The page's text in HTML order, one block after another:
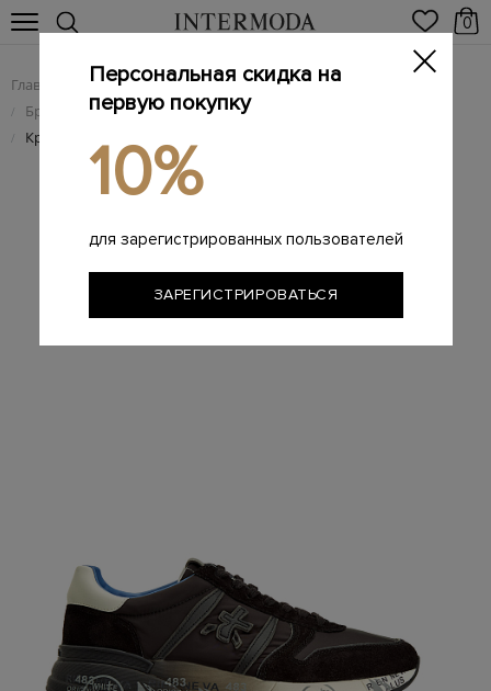
0
Главная Мужчинам / Брендовая мужская обувь
/ Брендовые мужские кроссовки
/ Кроссовки Lander из матового текстиля, замши и кожи
Персональная скидка на
первую покупку
10%
для зарегистрированных пользователей
ЗАРЕГИСТРИРОВАТЬСЯ